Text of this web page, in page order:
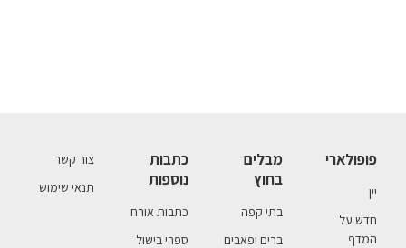
פופולארי
יין
חדש על
המדף
מבלים
בחוץ
בתי קפה
ברים ופאבים
כתבות
נוספות
כתבות אורח
ספרי בישול
צור קשר
תנאי שימוש